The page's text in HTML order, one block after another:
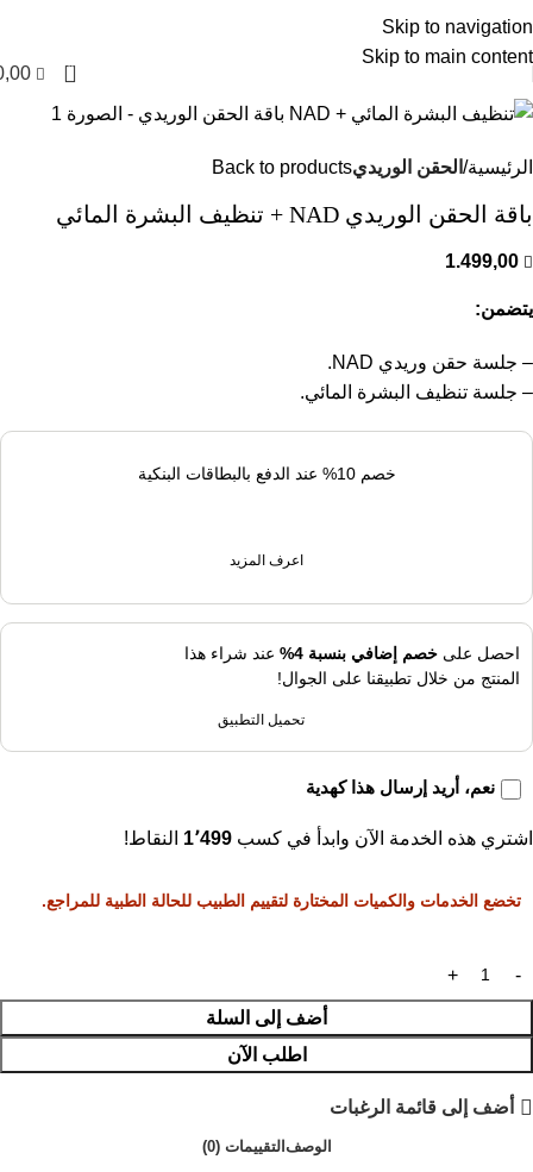
Skip to navigation
Skip to main content
العربية
0
الرئيسية الحقن الوريديBack to products
باقة الحقن الوريدي NAD + تنظيف البشرة المائي
1.499,00
يتضمن:
– جلسة حقن وريدي NAD.
– جلسة تنظيف البشرة المائي.
خصم 10% عند الدفع بالبطاقات البنكية
اعرف المزيد
احصل على خصم إضافي بنسبة 4%
عند شراء هذا
المنتج من خلال تطبيقنا على الجوال!
تحميل التطبيق
نعم، أريد إرسال هذا كهدية
اشتري هذه الخدمة الآن وابدأ في كسب 1٬499 النقاط!
أضف إلى السلة
اطلب الآن
تخضع الخدمات والكميات المختارة لتقييم الطبيب للحالة الطبية للمراجع.
أضف إلى قائمة الرغبات
الوصف التقييمات (0)